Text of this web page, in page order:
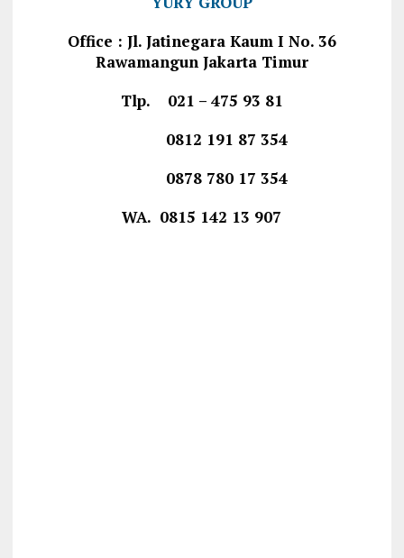
Office : Jl. Jatinegara Kaum I No. 36
Rawamangun Jakarta Timur
Tlp. 021 – 475 93 81
0812 191 87 354
0878 780 17 354
WA. 0815 142 13 907